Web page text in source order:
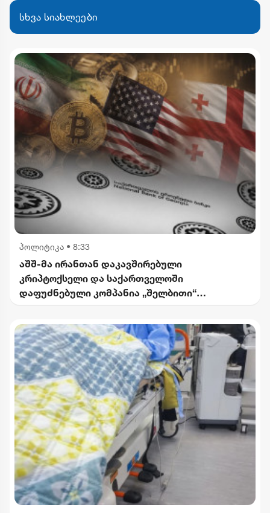
სხვა სიახლეები
პოლიტიკა • 8:33
აშშ-მა ირანთან დაკავშირებული
კრიპტოქსელი და საქართველოში
დაფუძნებული კომპანია „შელბითი“